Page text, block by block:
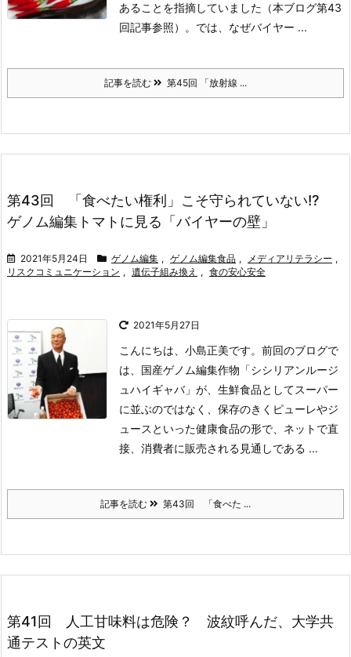
あることを指摘していました（本ブログ第43
回記事参照）。では、なぜバイヤー ...
記事を読む 第45回 「放射線 ...
第43回 「食べたい権利」こそ守られていない!?
ゲノム編集トマトに見る「バイヤーの壁」
2021年5月24日 ゲノム編集 , ゲノム編集食品 , メディアリテラシー ,
リスクコミュニケーション , 遺伝子組み換え , 食の安心安全
2021年5月27日
こんにちは、小島正美です。前回のブログで
は、国産ゲノム編集作物「シシリアンルージ
ュハイギャバ」が、生鮮食品としてスーパー
に並ぶのではなく、保存のきくピューレやジ
ュースといった健康食品の形で、ネットで直
接、消費者に販売される見通しである ...
記事を読む 第43回 「食べた ...
第41回 人工甘味料は危険？ 波紋呼んだ、大学共
通テストの英文